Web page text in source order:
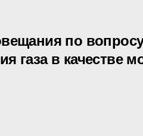
по
газа в качестве